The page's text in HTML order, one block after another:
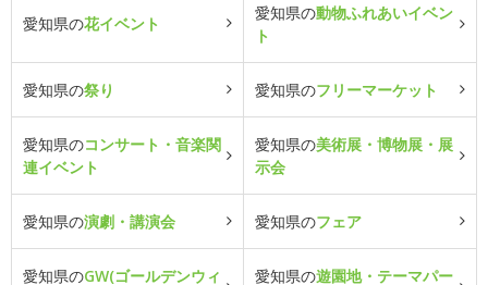
愛知県の花イベント
愛知県の動物ふれあいイベン
ト
愛知県の祭り 愛知県のフリーマーケット
愛知県のコンサート・音楽関
連イベント
愛知県の美術展・博物展・展
示会
愛知県の演劇・講演会 愛知県のフェア
愛知県のGW(ゴールデンウィ
愛知県の遊園地・テーマパー